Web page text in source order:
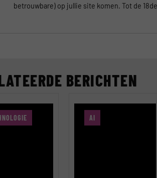
betrouwbare) op jullie site komen. Tot de
BERICHTEN
AI